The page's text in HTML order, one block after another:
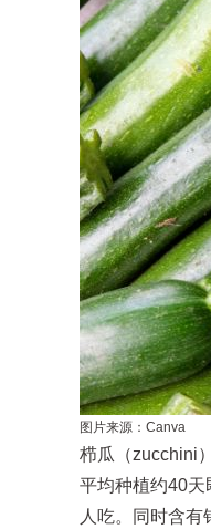
图片来源：Canva
栉瓜（zucchini
平均种植约40天
人吃。同时含